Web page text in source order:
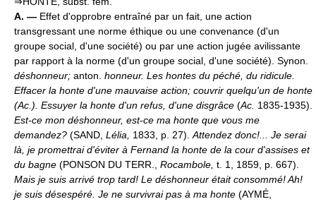
A. — Effet d'opprobre entraîné par un fait, une action
transgressant une norme éthique ou une convenance (d'un
groupe social, d'une société) ou par une action jugée avilissante
par rapport à la norme (d'un groupe social, d'une société). Synon.
déshonneur; anton. honneur. Les hontes du péché, du ridicule.
Effacer la honte d'une mauvaise action; couvrir quelqu'un de honte
(Ac. ). Essuyer la honte d'un refus, d'une disgrâce (Ac. 1835-1935).
Est-ce mon déshonneur, est-ce ma honte que vous me
demandez? (SAND, Lélia, 1833, p. 27). Attendez donc!... Je serai
là, je promettrai d'éviter à Fernand la honte de la cour d'assises et
du bagne (PONSON DU TERR., Rocambole, t. 1, 1859, p. 667).
Mais je suis arrivé trop tard! Le déshonneur était consommé! Ah!
je suis désespéré. Je ne survivrai pas à ma honte (AYMÉ,